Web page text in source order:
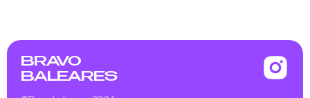
BRAVO
BALEARES